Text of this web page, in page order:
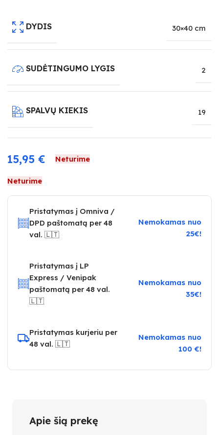
DYDIS 30×40 cm
SUDĖTINGUMO LYGIS 2
SPALVŲ KIEKIS 19
15,95 € Neturime
Neturime
Pristatymas į Omniva /
DPD paštomatą per 48
val. 🇱🇹
Nemokamas nuo
25€!
Pristatymas į LP
Express / Venipak
paštomatą per 48 val.
🇱🇹
Nemokamas nuo
35€!
Pristatymas kurjeriu per
48 val. 🇱🇹
Nemokamas nuo
100 €!
Apie šią prekę